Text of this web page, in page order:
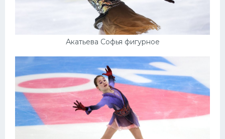
Акатьева Софья фигурное